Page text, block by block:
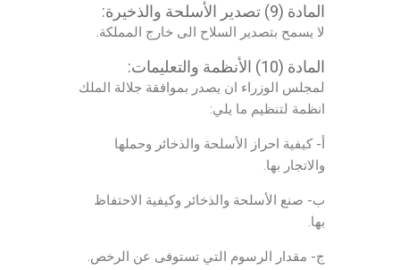
المادة (9) تصدير الأسلحة والذخيرة:
لا يسمح بتصدير السلاح الى خارج المملكة.
المادة (10) الأنظمة والتعليمات:
لمجلس الوزراء ان يصدر بموافقة جلالة الملك
انظمة لتنظيم ما يلي:
أ- كيفية احراز الأسلحة والذخائر وحملها
والاتجار بها.
ب- صنع الأسلحة والذخائر وكيفية الاحتفاظ
بها.
ج- مقدار الرسوم التي تستوفى عن الرخص.